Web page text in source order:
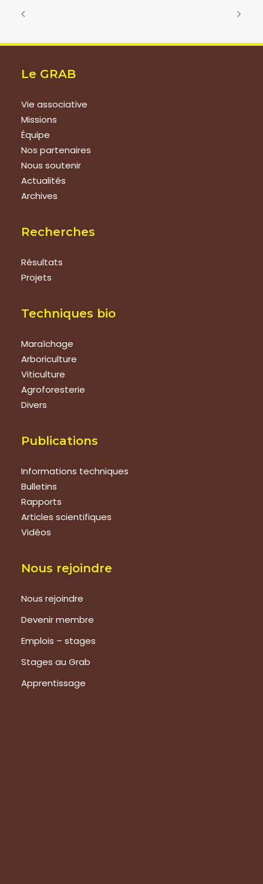
Le GRAB
Vie associative
Missions
Équipe
Nos partenaires
Nous soutenir
Actualités
Archives
Recherches
Résultats
Projets
Techniques bio
Maraîchage
Arboriculture
Viticulture
Agroforesterie
Divers
Publications
Informations techniques
Bulletins
Rapports
Articles scientifiques
Vidéos
Nous rejoindre
Nous rejoindre
Devenir membre
Emplois – stages
Stages au Grab
Apprentissage